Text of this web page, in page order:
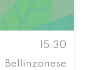
15.30
Bellinzonese